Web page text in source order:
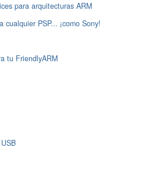
para arquitecturas ARM
PSP... ¡como Sony!
tu FriendlyARM